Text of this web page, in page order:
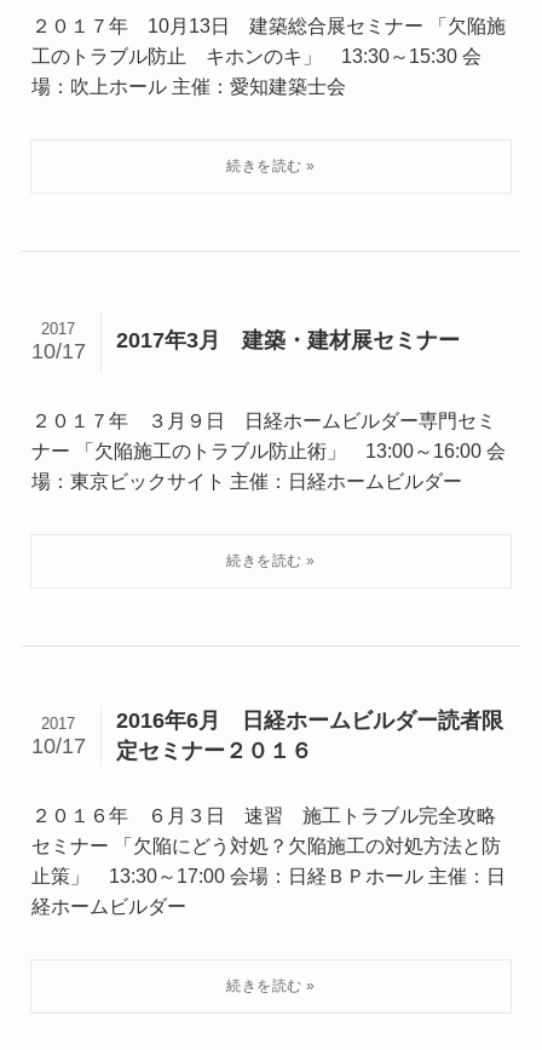
２０１７年 10月13日 建築総合展セミナー 「欠陥施
工のトラブル防止 キホンのキ」 13:30～15:30 会
場：吹上ホール 主催：愛知建築士会
2017年3月 建築・建材展セミナー
2017
10/17
２０１７年 ３月９日 日経ホームビルダー専門セミ
ナー 「欠陥施工のトラブル防止術」 13:00～16:00 会
場：東京ビックサイト 主催：日経ホームビルダー
2016年6月 日経ホームビルダー読者限
定セミナー２０１６
2017
10/17
２０１６年 ６月３日 速習 施工トラブル完全攻略
セミナー 「欠陥にどう対処？欠陥施工の対処方法と防
止策」 13:30～17:00 会場：日経ＢＰホール 主催：日
経ホームビルダー